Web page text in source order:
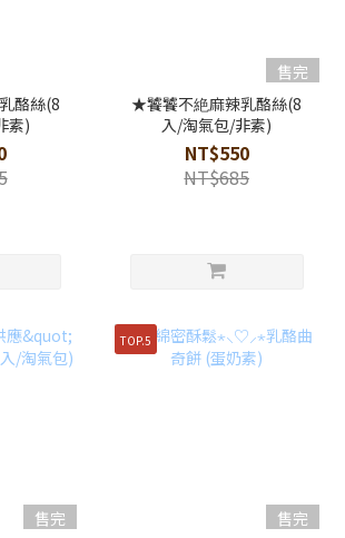
酪絲(8
素)
售完
★饕饕不絶麻辣乳酪絲(8
入/淘氣包/非素)
NT$550
NT$685
售完
TOP.5
售完